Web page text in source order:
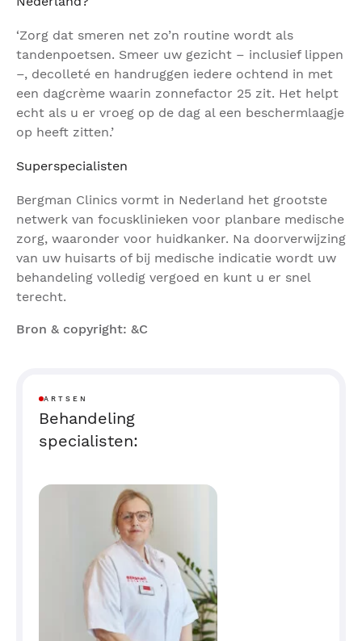
‘Zorg dat smeren net zo’n routine wordt als
tandenpoetsen. Smeer uw gezicht – inclusief lippen
–, decolleté en handruggen iedere ochtend in met
een dagcrème waarin zonnefactor 25 zit. Het helpt
echt als u er vroeg op de dag al een beschermlaagje
op heeft zitten.’
Superspecialisten
Bergman Clinics vormt in Nederland het grootste
netwerk van focusklinieken voor planbare medische
zorg, waaronder voor huidkanker. Na doorverwijzing
van uw huisarts of bij medische indicatie wordt uw
behandeling volledig vergoed en kunt u er snel
terecht.
Bron & copyright: &C
ARTSEN
Behandeling
specialisten: